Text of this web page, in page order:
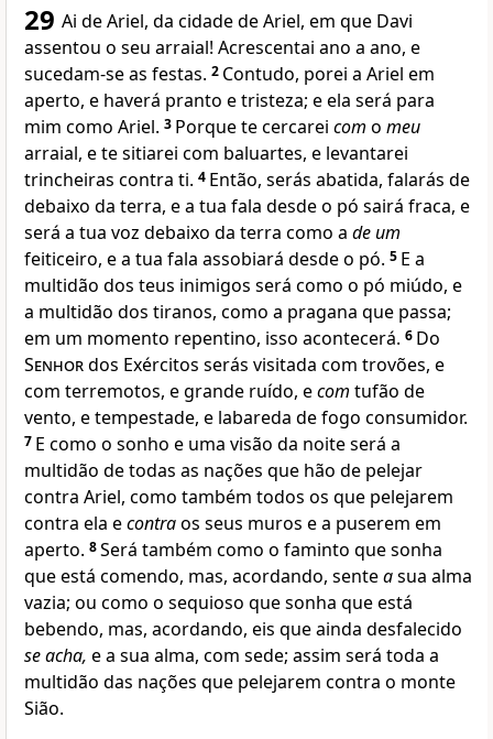
29 Ai de Ariel, da cidade de Ariel, em que Davi
assentou o seu arraial! Acrescentai ano a ano, e
sucedam-se as festas. 2 Contudo, porei a Ariel em
aperto, e haverá pranto e tristeza; e ela será para
mim como Ariel. 3 Porque te cercarei com o meu
arraial, e te sitiarei com baluartes, e levantarei
trincheiras contra ti. 4 Então, serás abatida, falarás de
debaixo da terra, e a tua fala desde o pó sairá fraca, e
será a tua voz debaixo da terra como a de um
feiticeiro, e a tua fala assobiará desde o pó. 5 E a
multidão dos teus inimigos será como o pó miúdo, e
a multidão dos tiranos, como a pragana que passa;
em um momento repentino, isso acontecerá. 6 Do
Senhordos Exércitos serás visitada com trovões, e
com terremotos, e grande ruído, ecom tufão de
vento, e tempestade, e labareda de fogo consumidor.
7 E como o sonho e uma visão da noite será a
multidão de todas as nações que hão de pelejar
contra Ariel, como também todos os que pelejarem
contra ela econtraos seus muros e a puserem em
aperto. 8Será também como o faminto que sonha
que está comendo, mas, acordando, senteasua alma
vazia; ou como o sequioso que sonha que está
bebendo, mas, acordando, eis que ainda desfalecido
se acha, e a sua alma, com sede; assim será toda a
multidão das nações que pelejarem contra o monte
Sião.